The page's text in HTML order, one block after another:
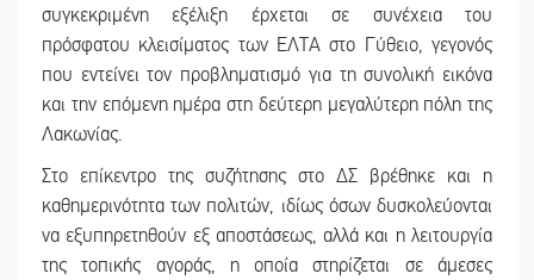
συγκεκριμένη εξέλιξη έρχεται σε συνέχεια του
πρόσφατου κλεισίματος των ΕΛΤΑ στο Γύθειο, γεγονός
που εντείνει τον προβληματισμό για τη συνολική εικόνα
και την επόμενη ημέρα στη δεύτερη μεγαλύτερη πόλη της
Λακωνίας.
Στο επίκεντρο της συζήτησης στο ΔΣ βρέθηκε και η
καθημερινότητα των πολιτών, ιδίως όσων δυσκολεύονται
να εξυπηρετηθούν εξ αποστάσεως, αλλά και η λειτουργία
της τοπικής αγοράς, η οποία στηρίζεται σε άμεσες